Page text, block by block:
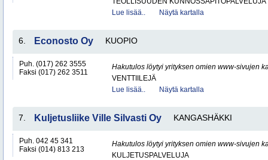
Lue lisää..
Näytä kartalla
6. Econosto Oy KUOPIO
Puh. (017) 262 3555
Faksi (017) 262 3511
Hakutulos löytyi yrityksen omien www-sivujen
VENTTIILEJÄ
Lue lisää..
Näytä kartalla
7. Kuljetusliike Ville Silvasti Oy KANGASHÄKKI
Puh. 042 45 341
Faksi (014) 813 213
Hakutulos löytyi yrityksen omien www-sivujen
KULJETUSPALVELUJA